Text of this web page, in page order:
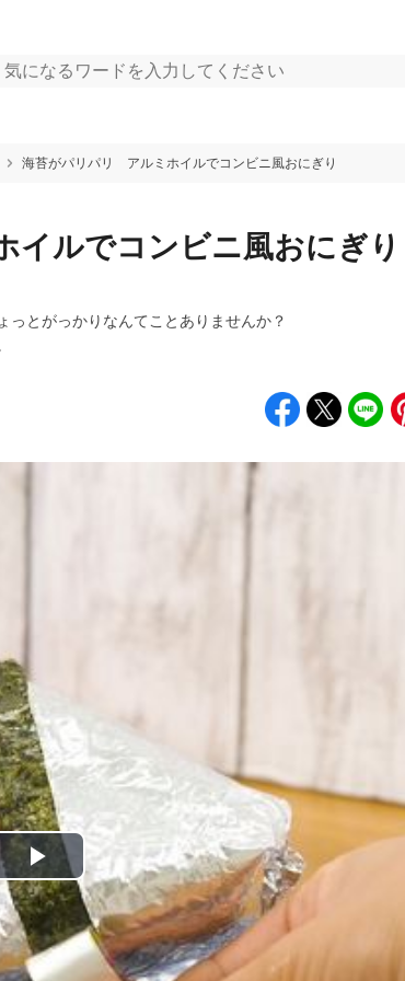
海苔がパリパリ アルミホイルでコンビニ風おにぎり
ルでコンビニ風おにぎり
とがっかりなんてことありませんか？
P
l